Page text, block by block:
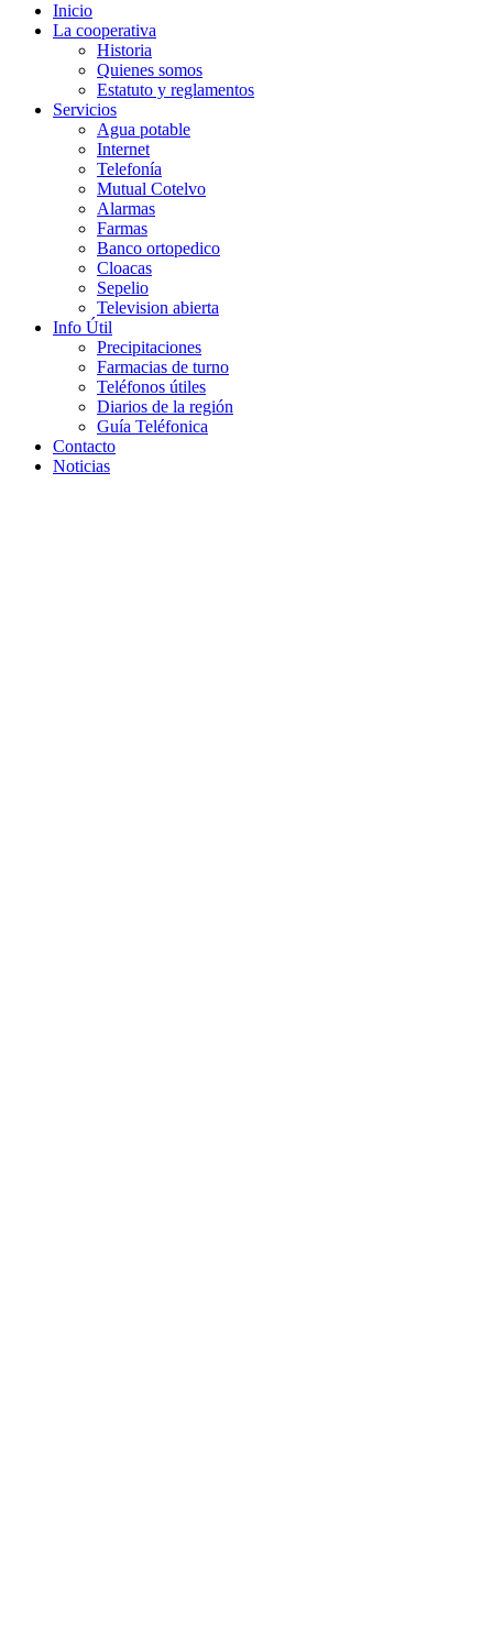
Inicio
La cooperativa
Historia
Quienes somos
Estatuto y reglamentos
Servicios
Agua potable
Internet
Telefonía
Mutual Cotelvo
Alarmas
Farmas
Banco ortopedico
Cloacas
Sepelio
Television abierta
Info Útil
Precipitaciones
Farmacias de turno
Teléfonos útiles
Diarios de la región
Guía Teléfonica
Contacto
Noticias